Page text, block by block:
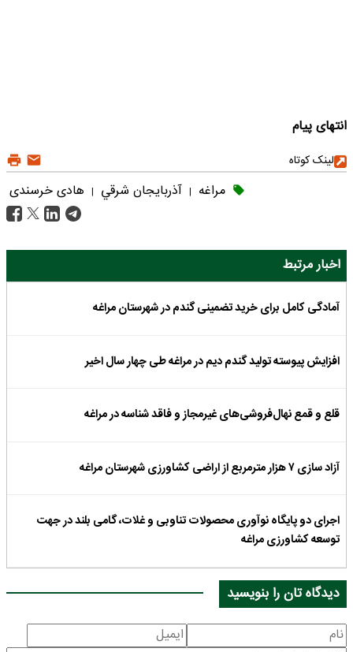
انتهای پیام
لینک کوتاه
مراغه | آذربايجان شرقي | هادی خرسندی
اخبار مرتبط
آمادگی کامل برای خرید تضمینی گندم در شهرستان مراغه
افزایش پیوسته تولید گندم دیم در مراغه طی چهار سال اخیر
قلع و قمع نهال‌فروشی‌های غیرمجاز و فاقد شناسه در مراغه
آزاد سازی ۷ هزار مترمربع از اراضی کشاورزی شهرستان مراغه
اجرای دو پایگاه نوآوری محصولات تناوبی و غلات، گامی بلند در جهت
توسعه کشاورزی مراغه
دیدگاه تان را بنویسید